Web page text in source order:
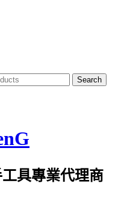
具專業代理商